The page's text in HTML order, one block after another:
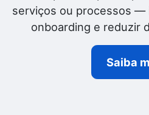
serviços ou processos —
onboarding e reduzir
Saiba